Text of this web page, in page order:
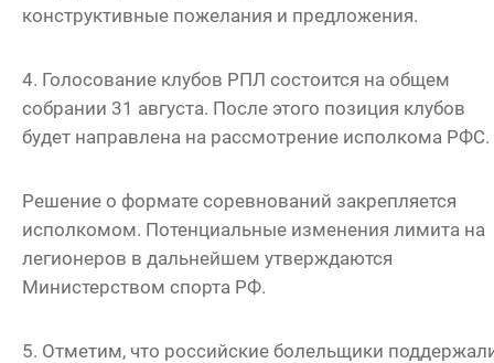
конструктивные пожелания и предложения.
4. Голосование клубов РПЛ состоится на общем
собрании 31 августа. После этого позиция клубов
будет направлена на рассмотрение исполкома РФС.
Решение о формате соревнований закрепляется
исполкомом. Потенциальные изменения лимита на
легионеров в дальнейшем утверждаются
Министерством спорта РФ.
5. Отметим, что российские болельщики